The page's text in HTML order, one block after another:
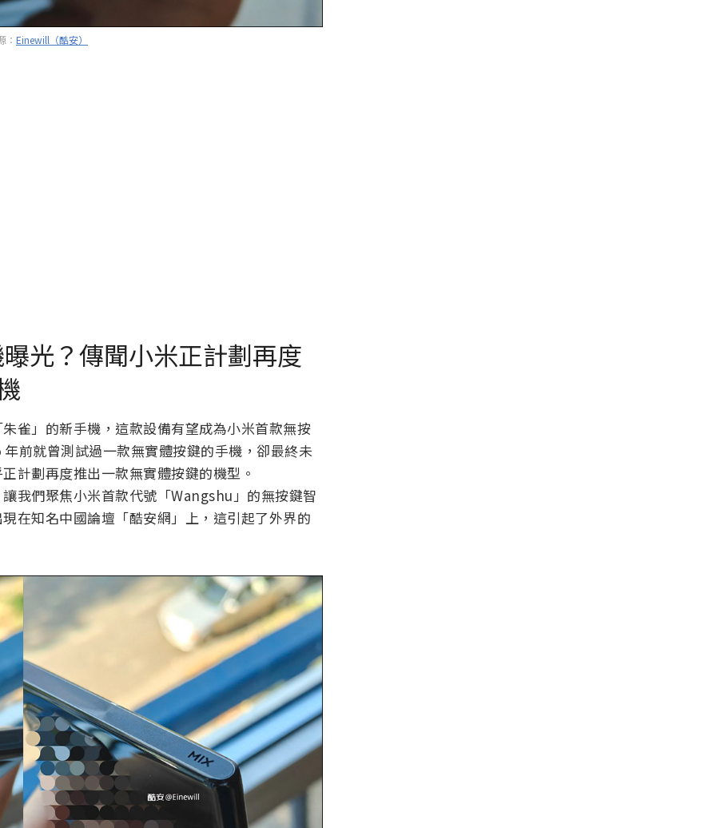
： Einewill（酷安）
光？傳聞小米正計劃再度
雀」的新手機，這款設備有望成為小米首款無按
前就曾測試過一款無實體按鍵的手機，卻最終未
計劃再度推出一款無實體按鍵的機型。
我們聚焦小米首款代號「Wangshu」的無按鍵智
在知名中國論壇「酷安網」上，這引起了外界的